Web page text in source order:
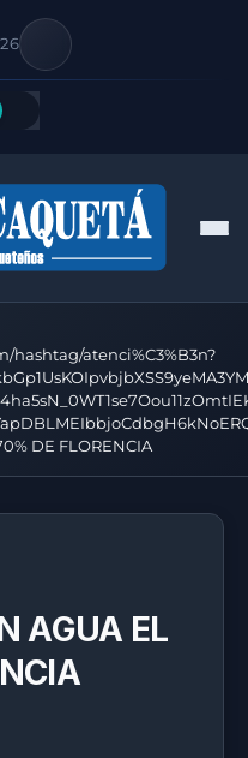
Menu
hashtag/atenci%C3%B3n?
DE FLORENCIA
AGUA EL